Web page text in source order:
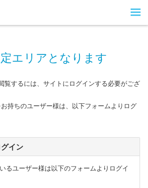
エリアとなります
覧するには、サイトにログインする必要がござ
持ちのユーザー様は、以下フォームよりログ
イン
るユーザー様は以下のフォームよりログイ